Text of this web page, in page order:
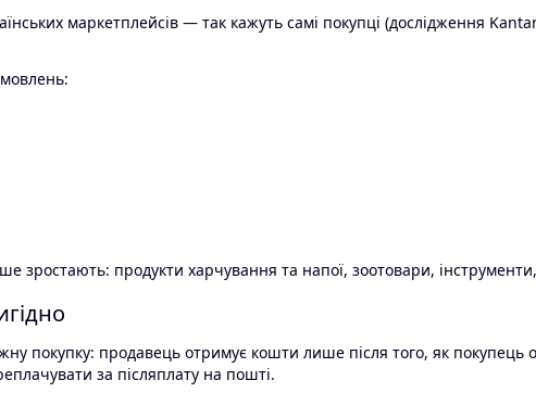
маркетплейсів — так кажуть самі покупці (дослідження
зростають: продукти харчування та напої, зоотовари,
покупку: продавець отримує кошти лише після того, як
за післяплату на пошті.